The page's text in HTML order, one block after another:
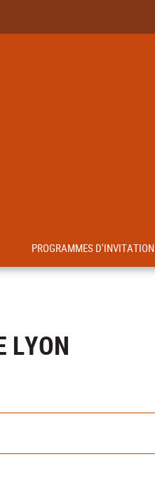
PROGRAMMES D'INVITATION
LYON